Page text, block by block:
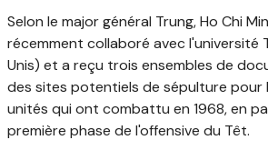
Selon le major général Trung, Ho Chi
récemment collaboré avec l'université
Unis) et a reçu trois ensembles de
des sites potentiels de sépulture pour
unités qui ont combattu en 1968, en
première phase de l'offensive du Têt.